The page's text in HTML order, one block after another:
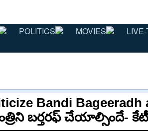
POLITICS MOVIES
Bandi Bageeradh
బర్తరఫ్ చేయాల్సిందే-